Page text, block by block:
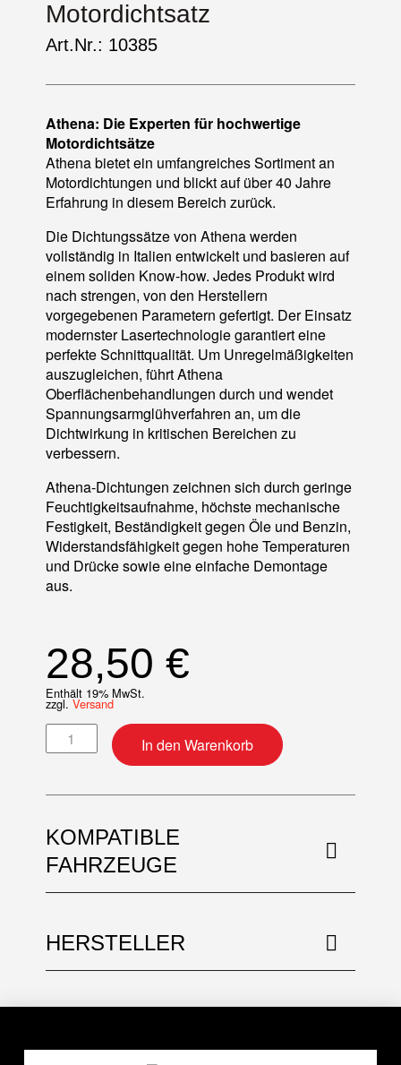
Motordichtsatz
Art.Nr.: 10385
Athena: Die Experten für hochwertige
Motordichtsätze
Athena bietet ein umfangreiches Sortiment an
Motordichtungen und blickt auf über 40 Jahre
Erfahrung in diesem Bereich zurück.
Die Dichtungssätze von Athena werden
vollständig in Italien entwickelt und basieren auf
einem soliden Know-how. Jedes Produkt wird
nach strengen, von den Herstellern
vorgegebenen Parametern gefertigt. Der Einsatz
modernster Lasertechnologie garantiert eine
perfekte Schnittqualität. Um Unregelmäßigkeiten
auszugleichen, führt Athena
Oberflächenbehandlungen durch und wendet
Spannungsarmglühverfahren an, um die
Dichtwirkung in kritischen Bereichen zu
verbessern.
Athena-Dichtungen zeichnen sich durch geringe
Feuchtigkeitsaufnahme, höchste mechanische
Festigkeit, Beständigkeit gegen Öle und Benzin,
Widerstandsfähigkeit gegen hohe Temperaturen
und Drücke sowie eine einfache Demontage
aus.
28,50 €
Enthält 19% MwSt.
zzgl. Versand
Motordichtsatz MengeIn den Warenkorb
KOMPATIBLE
FAHRZEUGE
HERSTELLER